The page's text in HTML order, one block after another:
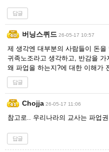
답글
버닝스퀴드 26-05-17 10:57
제 생각엔 대부분의 사람들이 돈을
귀족노조라고 생각하고, 반감을 가
왜 파업을 하는지?에 대한 이해가
답글
Chojja 26-05-17 11:06
참고로.. 우리나라의 교사는 파업
답글